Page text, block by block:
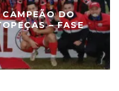
CAMPEÃO DO
– FASE